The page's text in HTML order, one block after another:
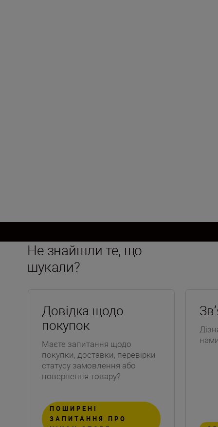
Не знайшли те, що
шукали?
Довідка щодо
покупок
Маєте запитання щодо
покупки, доставки, перевірки
статусу замовлення або
повернення товару?
ПОШИРЕНІ
ЗАПИТАННЯ ПРО